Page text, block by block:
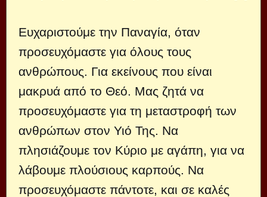
Ευχαριστούμε την Παναγία, όταν
προσευχόμαστε για όλους τους
ανθρώπους. Για εκείνους που είναι
μακρυά από το Θεό. Μας ζητά να
προσευχόμαστε για τη μεταστροφή των
ανθρώπων στον Υιό Της. Να
πλησιάζουμε τον Κύριο με αγάπη, για να
λάβουμε πλούσιους καρπούς. Να
προσευχόμαστε πάντοτε, και σε καλές